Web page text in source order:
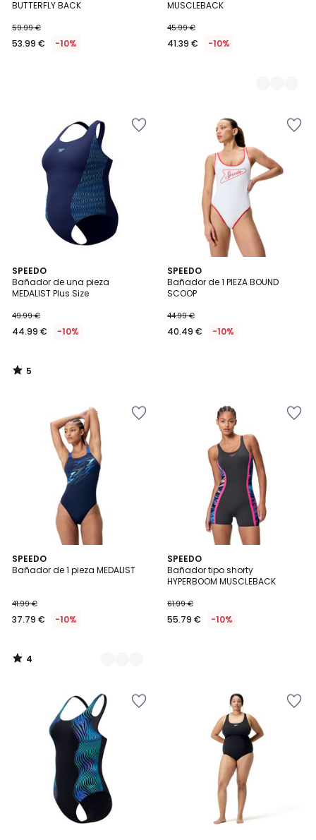
BUTTERFLY BACK
59.99 €
53.99 € -10%
MUSCLEBACK
45.99 €
41.39 € -10%
SPEEDO
Bañador de una pieza
MEDALIST Plus Size
49.99 €
44.99 € -10%
5
/
5
5
/
SPEEDO
Bañador de 1 PIEZA BOUND
SCOOP
44.99 €
40.49 € -10%
SPEEDO
Bañador de 1 pieza MEDALIST
41.99 €
37.79 € -10%
4
/
2
Colores
4
/
SPEEDO
Bañador tipo shorty
HYPERBOOM MUSCLEBACK
61.99 €
55.79 € -10%